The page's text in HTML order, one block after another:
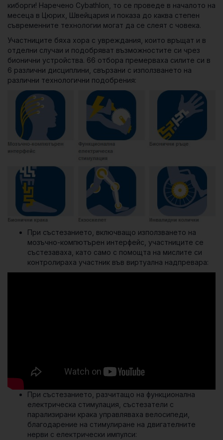
киборги! Наречено Cybathlon , то се проведе в началото на
месеца в Цюрих, Швейцария и показа до каква степен
съвременните технологии могат да се слеят с човека.
Участниците бяха хора с увреждания, които връщат и в
отделни случаи и подобряват възможностите си чрез
бионични устройства. 66 отбора премерваха силите си в
6 различни дисциплини, свързани с използването на
различни технологични подобрения:
При състезанието, включващо използването на
мозъчно-компютърен интерфейс, участниците се
състезаваха, като само с помощта на мислите си
контролираха участник във виртуална надпревара:
При състезанието, разчитащо на функционална
електрическа стимулация, състезатели с
парализирани крака управляваха велосипеди,
благодарение на стимулиране на двигателните
нерви с електрически импулси: